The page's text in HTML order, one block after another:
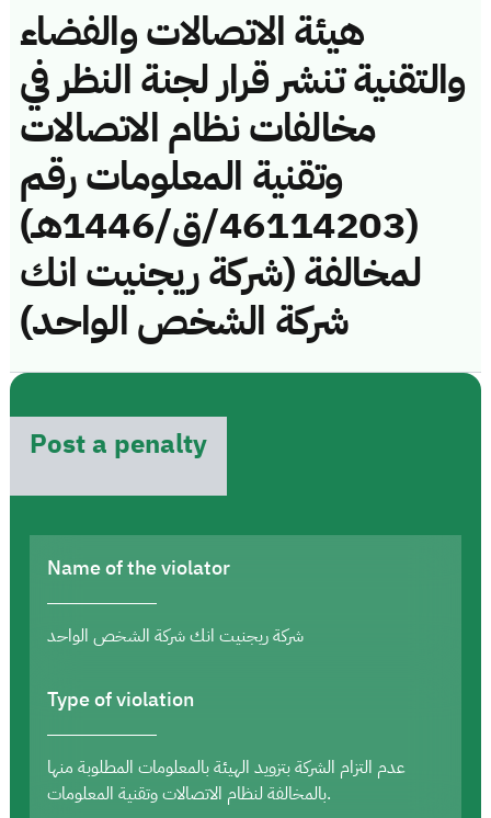
هيئة الاتصالات والفضاء
والتقنية تنشر قرار لجنة النظر في
مخالفات نظام الاتصالات
وتقنية المعلومات رقم
(46114203/ق/1446هـ)
لمخالفة (شركة ريجنيت انك
شركة الشخص الواحد)
Post a penalty
Name of the violator
شركة ريجنيت انك شركة الشخص الواحد
Type of violation
عدم التزام الشركة بتزويد الهيئة بالمعلومات المطلوبة منها
بالمخالفة لنظام الاتصالات وتقنية المعلومات.